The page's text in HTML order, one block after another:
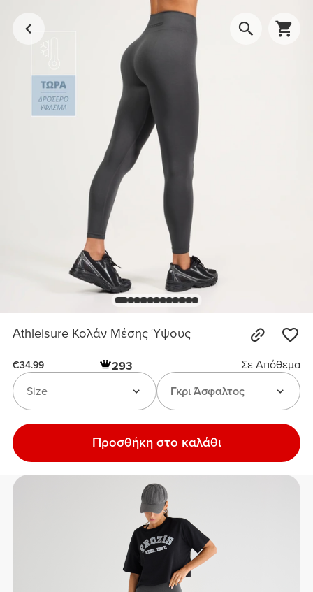
Athleisure Κολάν Μέσης Ύψους
€34.99 293
Σε Απόθεμα
Γκρι Άσφαλτος
Size
Προσθήκη στο καλάθι